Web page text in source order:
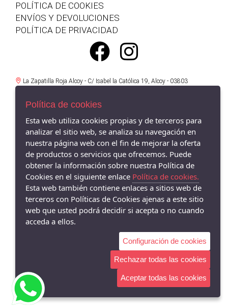
POLÍTICA DE COOKIES
ENVÍOS Y DEVOLUCIONES
POLÍTICA DE PRIVACIDAD
La Zapatilla Roja Alcoy - C/ Isabel la Católica 19, Alcoy - 03803
(Alicante)
La Zapatilla Roja en Alameda Alcoy - Av/ Alameda Camilo Sexto 19,
966338575
La Zapatilla Roja Cocentaina - Av/ Passeig del Comtat 63, Cocentaina -
03820 (Alicante)
La Zapatilla Roja El Campello - Av/ San Bartolomé 62, El Campello -
03560 (Alicante)
966055895
Política de cookies
Esta web utiliza cookies propias y de terceros para
analizar el sitio web, se analiza su navegación en
nuestra página web con el fin de mejorar la oferta
de productos o servicios que ofrecemos. Puede
obtener la información sobre nuestra Política de
Cookies en el siguiente enlace Política de cookies.
Esta web también contiene enlaces a sitios web de
terceros con Políticas de Cookies ajenas a este sitio
web que usted podrá decidir si acepta o no cuando
acceda a ellos.
Configuración de cookies
Rechazar todas las cookies
Aceptar todas las cookies